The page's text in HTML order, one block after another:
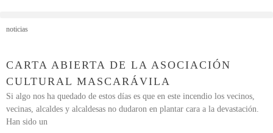
noticias
CARTA ABIERTA DE LA ASOCIACIÓN
CULTURAL MASCARÁVILA
Si algo nos ha quedado de estos días es que en este incendio los vecinos,
vecinas, alcaldes y alcaldesas no dudaron en plantar cara a la devastación.
Han sido un